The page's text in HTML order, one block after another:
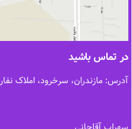
در تماس باشید
آدرس: مازندران، سرخرود، املاک نفار